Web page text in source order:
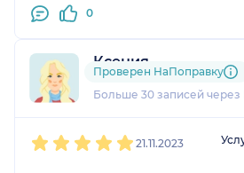
0
Ксения
8 отзывов и4 оценки
Больше 30 записей
Проверен НаПоправку
21.11.2023